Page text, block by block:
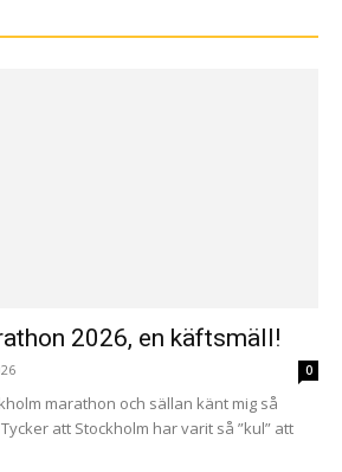
2026, en käftsmäll!
0
marathon och sällan känt mig så
att Stockholm har varit så ”kul” att